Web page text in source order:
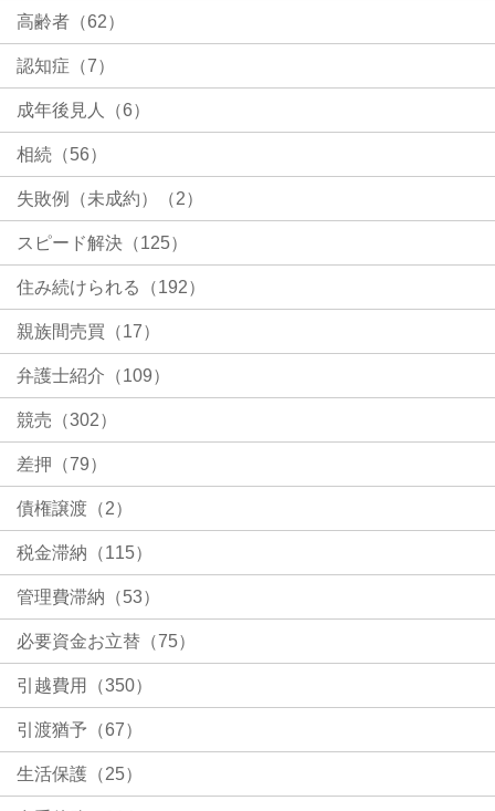
高齢者（62）
認知症（7）
成年後見人（6）
相続（56）
失敗例（未成約）（2）
スピード解決（125）
住み続けられる（192）
親族間売買（17）
弁護士紹介（109）
競売（302）
差押（79）
債権譲渡（2）
税金滞納（115）
管理費滞納（53）
必要資金お立替（75）
引越費用（350）
引渡猶予（67）
生活保護（25）